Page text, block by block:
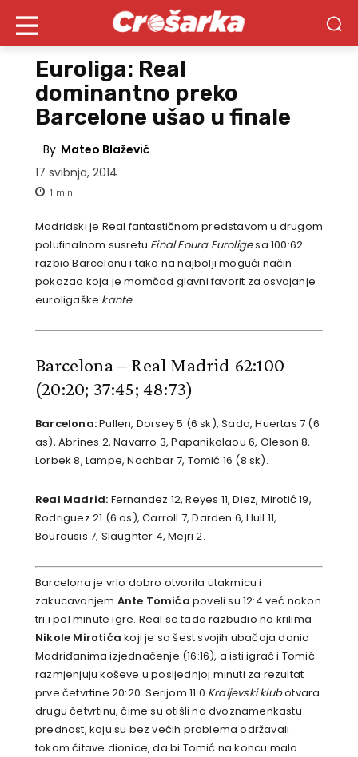
Euroliga: Real
dominantno preko
Barcelone ušao u finale
By Mateo Blažević
17 svibnja, 2014
1 min.
Madridski je Real fantastičnom predstavom u drugom
polufinalnom susretu Final Foura Euroligesa 100:62
razbio Barcelonu i tako na najbolji mogući način
pokazao koja je momčad glavni favorit za osvajanje
euroligaške kante.
Barcelona – Real Madrid 62:100
(20:20; 37:45; 48:73)
Barcelona:Pullen, Dorsey 5 (6 sk), Sada, Huertas 7 (6
as), Abrines 2, Navarro 3, Papanikolaou 6, Oleson 8,
Lorbek 8, Lampe, Nachbar 7, Tomić 16 (8 sk).
Real Madrid: Fernandez 12, Reyes 11, Diez, Mirotić 19,
Rodriguez 21 (6 as), Carroll 7, Darden 6, Llull 11,
Bourousis 7, Slaughter 4, Mejri 2.
Barcelona je vrlo dobro otvorila utakmicu i
zakucavanjem Ante Tomića poveli su 12:4 već nakon
tri i pol minute igre. Real se tada razbudio na krilima
Nikole Mirotića koji je sa šest svojih ubačaja donio
Madriđanima izjednačenje (16:16), a isti igrač i Tomić
razmjenjuju koševe u posljednjoj minuti za rezultat
prve četvrtine 20:20. Serijom 11:0 Kraljevski klubotvara
drugu četvrtinu, čime su otišli na dvoznamenkastu
prednost, koju su bez većih problema održavali
tokom čitave dionice, da bi Tomić na koncu malo